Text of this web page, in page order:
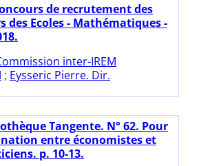
de recrutement des
des Ecoles - Mathématiques -
inter-IREM
; Eysseric Pierre. Dir.
Tangente. N° 62. Pour
entre économistes et
p. 10-13.